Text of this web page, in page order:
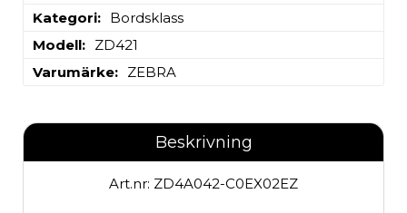
Kategori
Bordsklass
Modell
ZD421
Varumärke
ZEBRA
Beskrivning
Art.nr: ZD4A042-C0EX02EZ